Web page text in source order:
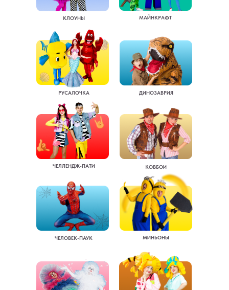
МАЙНКРАФТ
МИНЬОНЫ
РУСАЛОЧКА
ЧЕЛЛЕНДЖ-ПАТИ КОВБОИ
КЛОУНЫ
ДИНОЗАВРИЯ
ЧЕЛОВЕК-ПАУК